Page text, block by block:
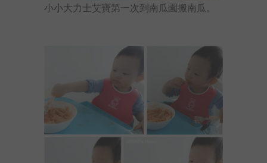
小小大力士艾寶第一次到南瓜園搬南瓜。